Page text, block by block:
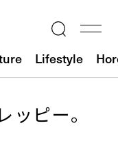
Lifestyle
ッピー。